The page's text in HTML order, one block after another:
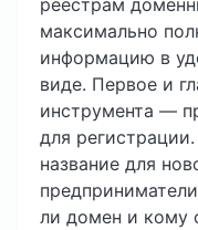
максимально
информацию в
виде. Первое и
инструмента —
для
название для
ли домен и кому